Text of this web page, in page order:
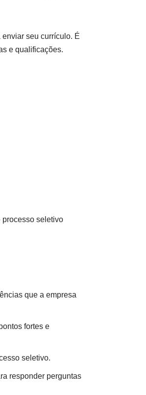
seu currículo. É
e qualificações.
seletivo
que a empresa
fortes e
seletivo.
responder perguntas